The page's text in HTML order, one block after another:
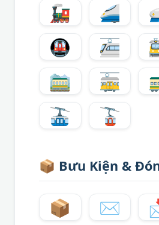
🚂 🚄
🚇
🚈
🚞
🚋
🚠
🚡
📦 Bưu Kiện &
📦 ✉️